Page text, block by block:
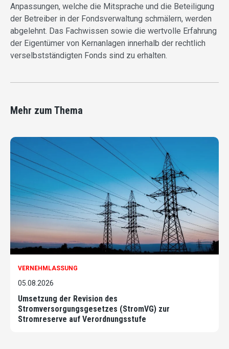
Anpassungen, welche die Mitsprache und die Beteiligung
der Betreiber in der Fondsverwaltung schmälern, werden
abgelehnt. Das Fachwissen sowie die wertvolle Erfahrung
der Eigentümer von Kernanlagen innerhalb der rechtlich
verselbstständigten Fonds sind zu erhalten.
Mehr zum Thema
VERNEHMLASSUNG
05.08.2026
Umsetzung der Revision des
Stromversorgungsgesetzes (StromVG) zur
Stromreserve auf Verordnungsstufe